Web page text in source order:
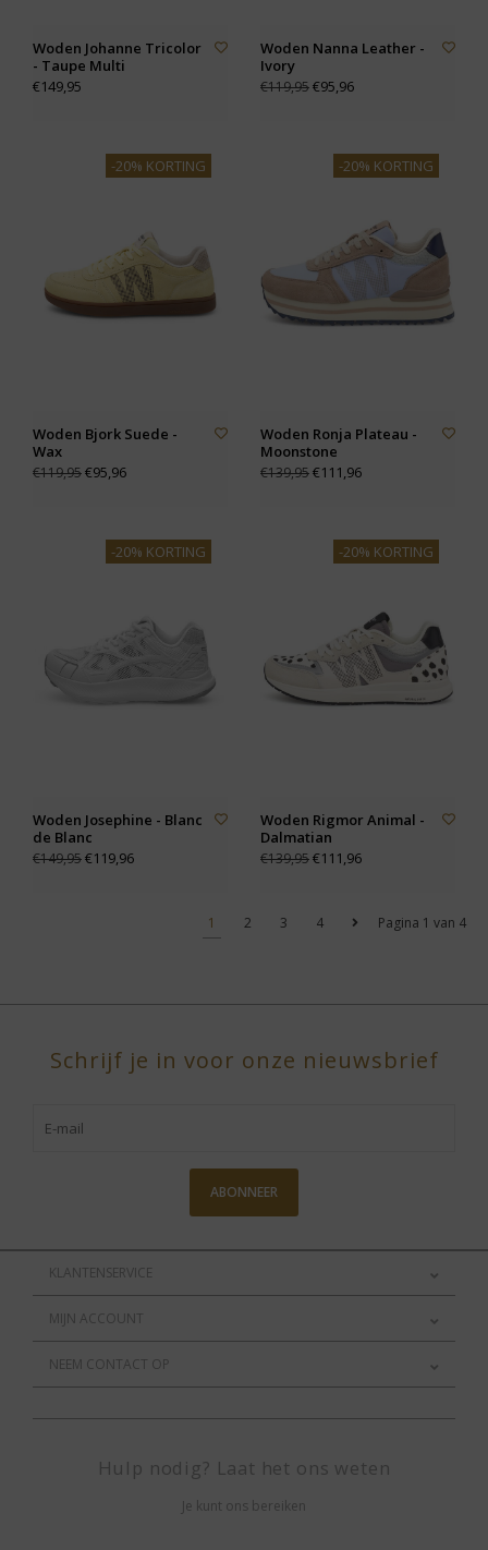
Woden Johanne Tricolor
- Taupe Multi
€149,95
Woden Nanna Leather -
Ivory
€119,95€95,96
-20% KORTING
Woden Bjork Suede -
Wax
€119,95€95,96
-20% KORTING
Woden Ronja Plateau -
Moonstone
€139,95€111,96
-20% KORTING
Woden Josephine - Blanc
de Blanc
€149,95€119,96
-20% KORTING
Woden Rigmor Animal -
Dalmatian
€139,95€111,96
Pagina 1 van 4
1 2 3 4
Schrijf je in voor onze nieuwsbrief
ABONNEER
KLANTENSERVICE
MIJN ACCOUNT
NEEM CONTACT OP
Hulp nodig? Laat het ons weten
Je kunt ons bereiken